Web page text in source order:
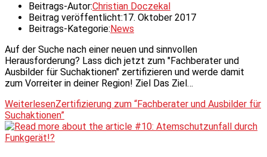
Beitrags-Autor:Christian Doczekal
Beitrag veröffentlicht:17. Oktober 2017
Beitrags-Kategorie:News
Auf der Suche nach einer neuen und sinnvollen
Herausforderung? Lass dich jetzt zum "Fachberater und
Ausbilder für Suchaktionen" zertifizieren und werde damit
zum Vorreiter in deiner Region! Ziel Das Ziel…
WeiterlesenZertifizierung zum “Fachberater und Ausbilder für
Suchaktionen”